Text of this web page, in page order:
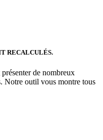
RECALCULÉS.
de nombreux
Notre outil vous montre tous